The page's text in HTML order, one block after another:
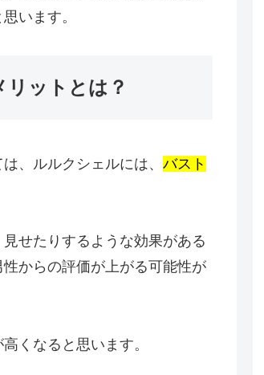
います。
ットとは？
、ルルクシェルには、 バスト
せたりするような効果がある
からの評価が上がる可能性が
くなると思います。